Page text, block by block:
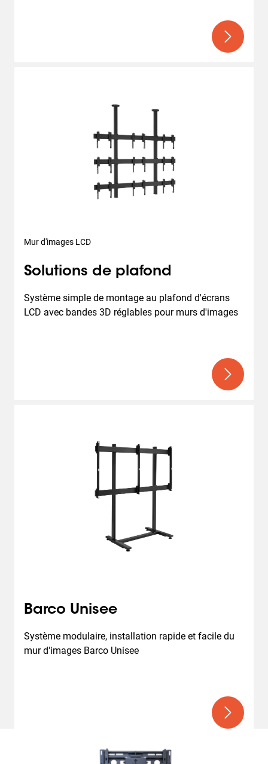
Mur d'images LCD
Solutions de plafond
Système simple de montage au plafond d'écrans
LCD avec bandes 3D réglables pour murs d'images
Barco Unisee
Système modulaire, installation rapide et facile du
mur d'images Barco Unisee